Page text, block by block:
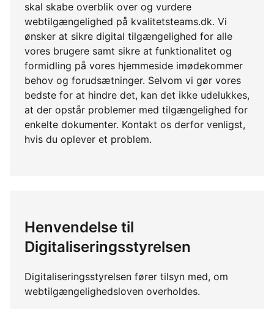
skal skabe overblik over og vurdere
webtilgængelighed på kvalitetsteams.dk. Vi
ønsker at sikre digital tilgængelighed for alle
vores brugere samt sikre at funktionalitet og
formidling på vores hjemmeside imødekommer
behov og forudsætninger. Selvom vi gør vores
bedste for at hindre det, kan det ikke udelukkes,
at der opstår problemer med tilgængelighed for
enkelte dokumenter. Kontakt os derfor venligst,
hvis du oplever et problem.
Henvendelse til
Digitaliseringsstyrelsen
Digitaliseringsstyrelsen fører tilsyn med, om
webtilgængelighedsloven overholdes.